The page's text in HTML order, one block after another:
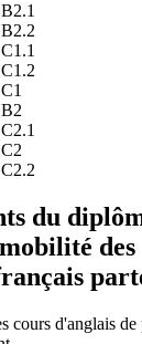
B2.1
B2.2
C1.1
C1.2
C1
B2
C2.1
C2
C2.2
du
des
cours d'anglais de